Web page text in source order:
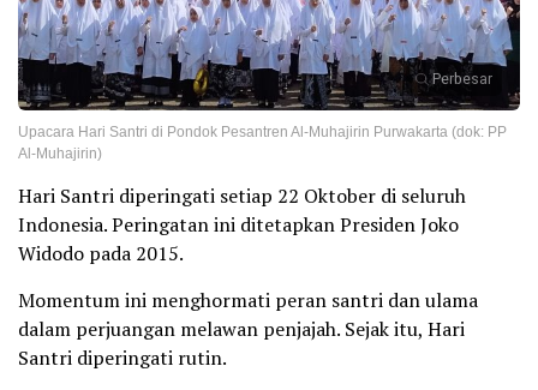
Perbesar
Upacara Hari Santri di Pondok Pesantren Al-Muhajirin Purwakarta (dok: PP
Al-Muhajirin)
Hari Santri diperingati setiap 22 Oktober di seluruh
Indonesia. Peringatan ini ditetapkan Presiden Joko
Widodo pada 2015.
Momentum ini menghormati peran santri dan ulama
dalam perjuangan melawan penjajah. Sejak itu, Hari
Santri diperingati rutin.